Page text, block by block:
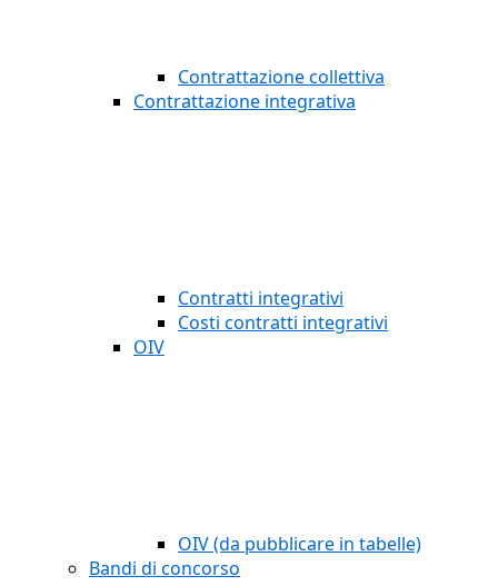
Contrattazione collettiva
Contrattazione integrativa
Contratti integrativi
Costi contratti integrativi
OIV
OIV (da pubblicare in tabelle)
Bandi di concorso